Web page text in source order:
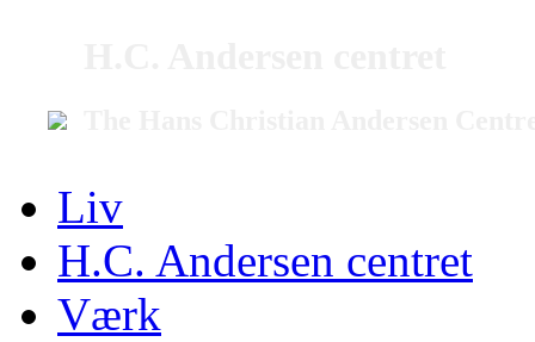
Liv
H.C. Andersen centret
Værk